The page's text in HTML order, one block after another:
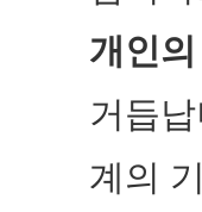
개인
거듭
계의